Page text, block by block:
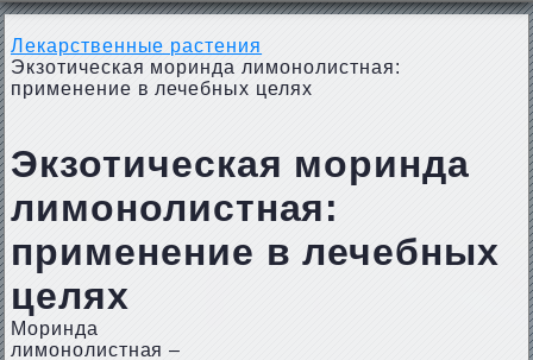
Лекарственные растения
Экзотическая моринда лимонолистная:
применение в лечебных целях
Экзотическая моринда
лимонолистная:
применение в лечебных
целях
Моринда
лимонолистная –